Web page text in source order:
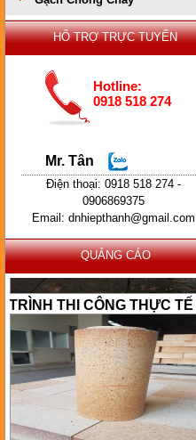
HỔ TRỢ TRỰC TUYẾN
Hotline:
0918 518 274
Mr. Tân
Điện thoại: 0918 518 274 -
0906869375
Email: dnhiepthanh@gmail.com
QUẢNG CÁO
TRÌNH THI CÔNG THỰC TẾ